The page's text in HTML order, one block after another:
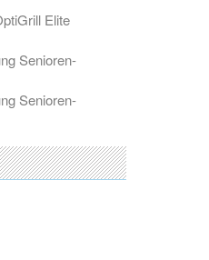
Elite
Senioren-
Senioren-